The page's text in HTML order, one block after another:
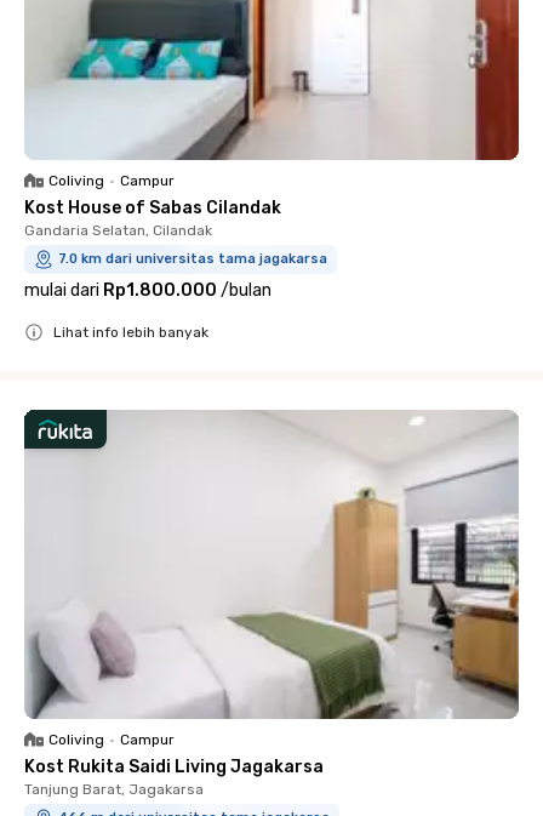
Coliving • Campur
Kost House of Sabas Cilandak
Gandaria Selatan, Cilandak
7.0 km dari universitas tama jagakarsa
mulai dari Rp1.800.000 /bulan
Lihat info lebih banyak
Coliving • Campur
Kost Rukita Saidi Living Jagakarsa
Tanjung Barat, Jagakarsa